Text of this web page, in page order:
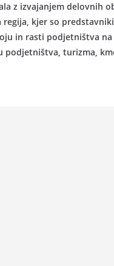
z izvajanjem delovnih
kjer so
in rasti podjetništva
podjetništva, turizma,